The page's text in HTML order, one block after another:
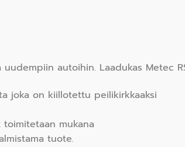
autoihin. Laadukas Metec
joka on kiillotettu peilikirkkaaksi
mukana
tuote.